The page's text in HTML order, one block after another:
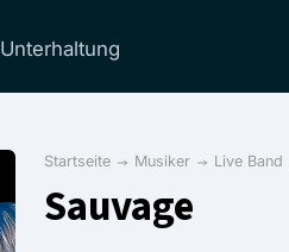
Unterhaltung
Startseite Musiker Live Band
Sauvage